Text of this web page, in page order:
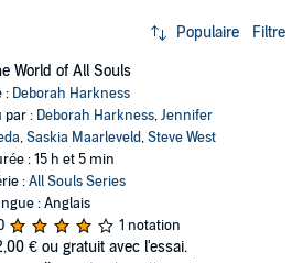
Populaire Filtre
World of All Souls
: Deborah Harkness
par : Deborah Harkness,Jennifer
,Saskia Maarleveld,Steve West
: 15 h et 5 min
:All Souls Series
: Anglais
1 notation
€ ou gratuit avec l'essai.